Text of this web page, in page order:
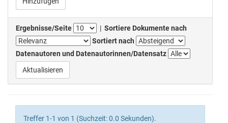
Ergebnisse/Seite | Sortiere Dokumente nach
Sortiert nach
Datenautoren und Datenautorinnen/Datensatz
Treffer 1-1 von 1 (Suchzeit: 0.0 Sekunden).